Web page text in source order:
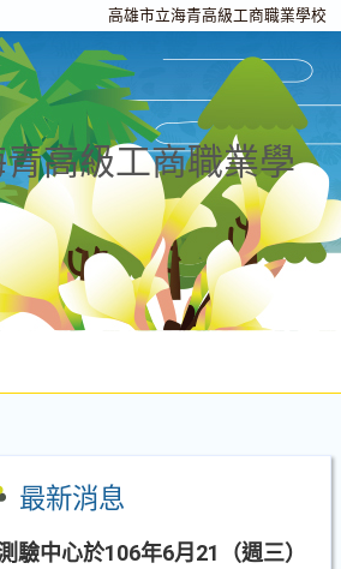
高雄市立海青高級工商職業學校
高級工商職業學
最新消息
驗中心於106年6月21（週三）